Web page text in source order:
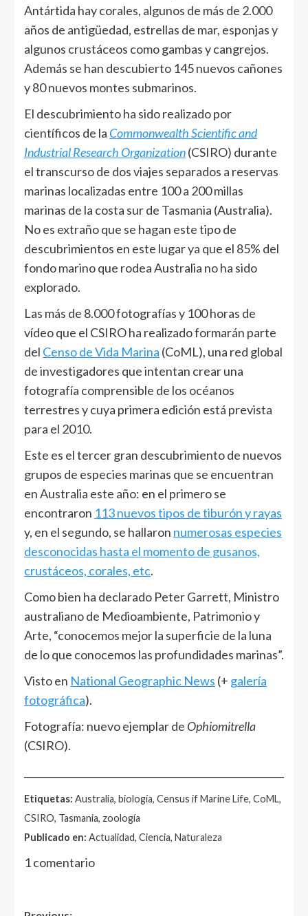
Antártida hay corales, algunos de más de 2.000
años de antigüedad, estrellas de mar, esponjas y
algunos crustáceos como gambas y cangrejos.
Además se han descubierto 145 nuevos cañones
y 80 nuevos montes submarinos.
El descubrimiento ha sido realizado por
científicos de la Commonwealth Scientific and
Industrial Research Organization(CSIRO) durante
el transcurso de dos viajes separados a reservas
marinas localizadas entre 100 a 200 millas
marinas de la costa sur de Tasmania (Australia).
No es extraño que se hagan este tipo de
descubrimientos en este lugar ya que el 85% del
fondo marino que rodea Australia no ha sido
explorado.
Las más de 8.000 fotografías y 100 horas de
vídeo que el CSIRO ha realizado formarán parte
del Censo de Vida Marina (CoML), una red global
de investigadores que intentan crear una
fotografía comprensible de los océanos
terrestres y cuya primera edición está prevista
para el 2010.
Este es el tercer gran descubrimiento de nuevos
grupos de especies marinas que se encuentran
en Australia este año: en el primero se
encontraron 113 nuevos tipos de tiburón y rayas
y, en el segundo, se hallaron numerosas especies
desconocidas hasta el momento de gusanos,
crustáceos, corales, etc.
Como bien ha declarado Peter Garrett, Ministro
australiano de Medioambiente, Patrimonio y
Arte, “conocemos mejor la superficie de la luna
de lo que conocemos las profundidades marinas”.
Visto en National Geographic News (+ galería
fotográfica).
Fotografía: nuevo ejemplar de Ophiomitrella
(CSIRO).
Etiquetas: Australia, biología, Census if Marine Life, CoML,
CSIRO, Tasmania, zoología
Publicado en: Actualidad, Ciencia, Naturaleza
1 comentario